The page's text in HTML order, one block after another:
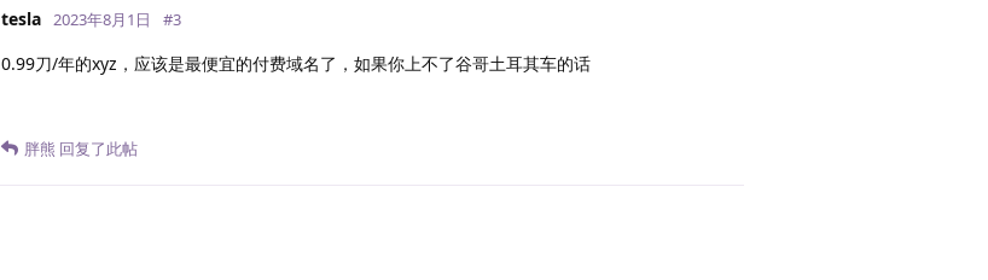
tesla 2023年8月1日 #3
0.99刀/年的xyz，应该是最便宜的付费域名了，如果你上不了谷哥土耳其车的话
胖熊 回复了此帖